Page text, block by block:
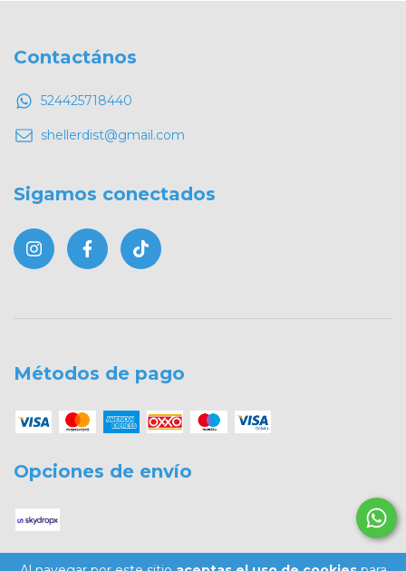
Contactános
524425718440
shellerdist@gmail.com
Sigamos conectados
Métodos de pago
Opciones de envío